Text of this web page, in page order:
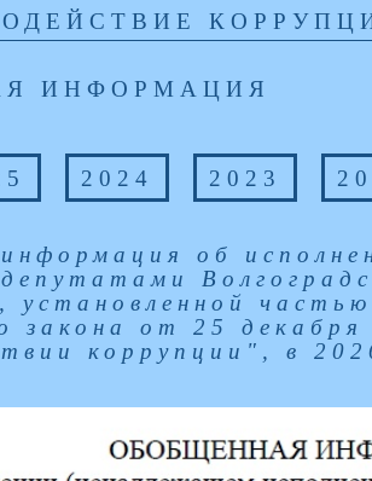
ИНФОРМАЦИЯ
2024 2023
об
установленной
закона от 25
коррупции", в